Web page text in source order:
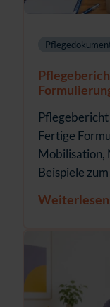
Fertige
Mobilisation,
Beispiele
Weiterlesen